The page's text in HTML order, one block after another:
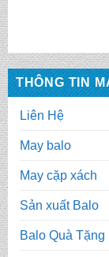
THÔNG TIN
Liên Hệ
May balo
May cặp xách
Sản xuất Balo
Balo Quà Tặng